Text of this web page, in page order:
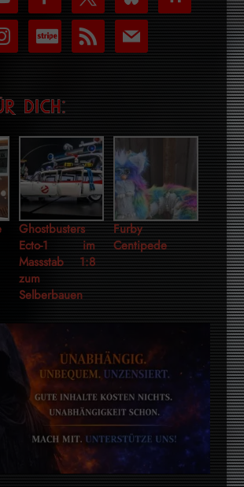
cc-
stripe
rss mail
dich:
Ghostbusters
Ecto-1 im
Massstab 1:8
zum
Selberbauen
Furby
Centipede